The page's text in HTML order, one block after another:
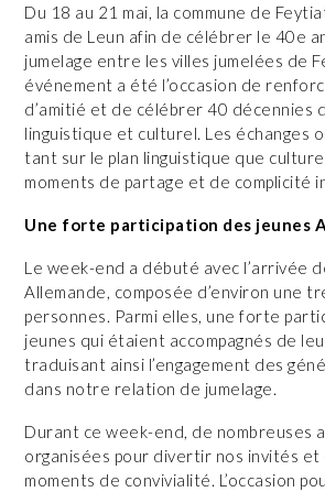
Du 18 au 21 mai, la commune de
amis de Leun afin de célébrer le 40e
jumelage entre les villes jumelées de
événement a été l’occasion de
d’amitié et de célébrer 40 décennies
linguistique et culturel. Les échanges
tant sur le plan linguistique que
moments de partage et de complicité
Une forte participation des jeunes
Le week-end a débuté avec l’arrivée
Allemande, composée d’environ une
personnes. Parmi elles, une forte
jeunes qui étaient accompagnés de
traduisant ainsi l’engagement des
dans notre relation de jumelage.
Durant ce week-end, de nombreuses
organisées pour divertir nos invités et
moments de convivialité. L’occasion